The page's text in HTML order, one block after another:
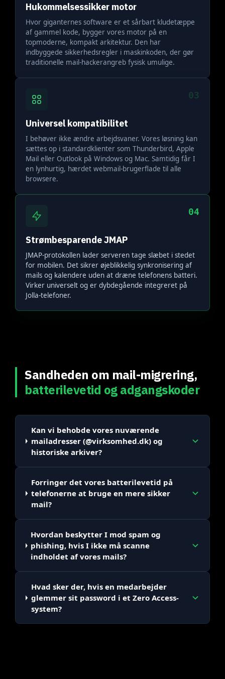
Hukommelsessikker motor
Hvor giganternes software er et sårbart kludetæppe
af gammel kode, bygger vores motor på en
topmoderne, kompakt arkitektur. Den har
indbyggede sikkerhedsregler i maskinkoden, der gør
traditionelle mail-hackerangreb fysisk umulige.
03
Universel kompatibilitet
I behøver ikke ændre arbejdsvaner. Vores løsning kan
sættes op i standardklienter som Thunderbird, Apple
Mail eller Outlook på Windows og Mac. Samtidig får I
en lynhurtig, hærdet webmail-brugerflade til alle
browsere.
04
Strømbesparende JMAP
JMAP-protokollen lader serveren tage slæbet i stedet
for mobilen. Det sikrer øjeblikkelig synkronisering af
mails og kalendere uden at dræne telefonens batteri.
Virker universelt og er dybdegående integreret på
Jolla-telefoner.
Sandheden om mail-migrering,
batterilevetid og adgangskoder
Kan vi behobde vores nuværende
mailadresser (@virksomhed.dk) og
historiske arkiver?
Forringer det vores batterilevetid på
telefonerne at bruge en mere sikker
mail?
Hvordan beskytter I mod spam og
phishing, hvis I ikke må scanne
indholdet af vores mails?
Hvad sker der, hvis en medarbejder
glemmer sit password i et Zero Access-
system?